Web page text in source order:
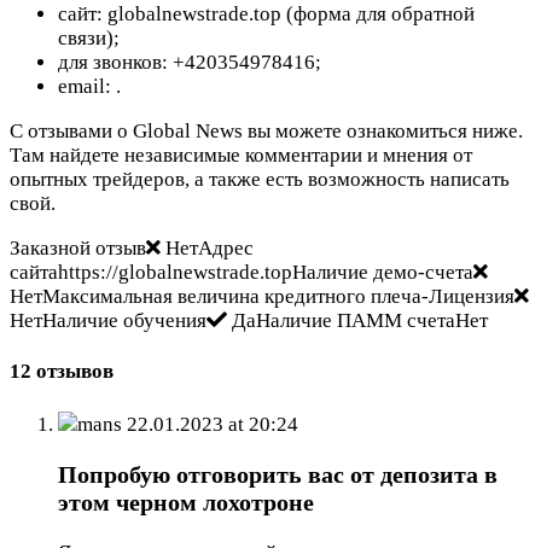
сайт: globalnewstrade.top (форма для обратной
связи);
для звонков: +420354978416;
email: .
С отзывами о Global News вы можете ознакомиться ниже.
Там найдете независимые комментарии и мнения от
опытных трейдеров, а также есть возможность написать
свой.
Заказной отзыв
НетАдрес
сайтаhttps://globalnewstrade.topНаличие демо-счета
НетМаксимальная величина кредитного плеча-Лицензия
НетНаличие обучения
ДаНаличие ПАММ счетаНет
12 отзывов
mans 22.01.2023 at 20:24
Попробую отговорить вас от депозита в
этом черном лохотроне